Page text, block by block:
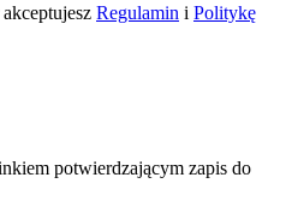
Regulamin i Politykę
potwierdzającym zapis do